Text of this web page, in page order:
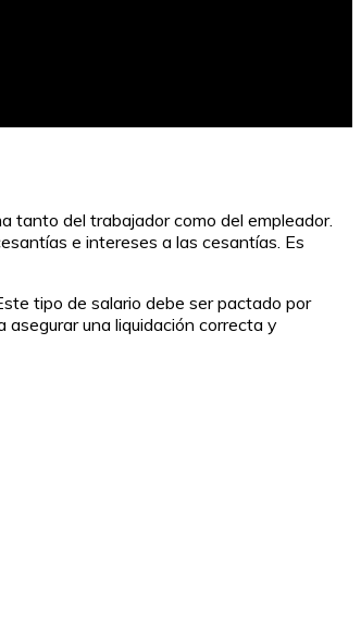
tanto del trabajador como del empleador.
e intereses a las cesantías. Es
tipo de salario debe ser pactado por
una liquidación correcta y